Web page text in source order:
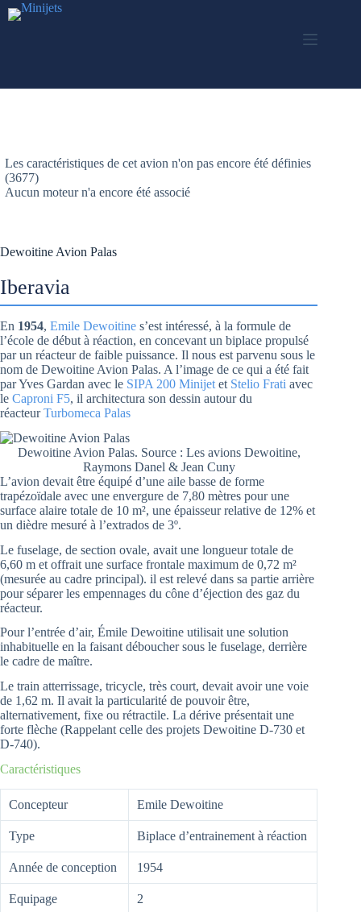
Passer
au
Dewoitine Avion Palas
Iberavia
En 1954, Emile Dewoitine s’est intéressé, à la formule de
l’école de début à réaction, en concevant un biplace propulsé
par un réacteur de faible puissance. Il nous est parvenu sous le
nom de Dewoitine Avion Palas. A l’image de ce qui a été fait
par Yves Gardan avec le SIPA 200 Minijet et Stelio Frati avec
le Caproni F5, il architectura son dessin autour du
réacteurTurbomeca Palas
Dewoitine Avion Palas. Source : Les avions Dewoitine,
Raymons Danel & Jean Cuny
L’avion devait être équipé d’une aile basse de forme
trapézoïdale avec une envergure de 7,80 mètres pour une
surface alaire totale de 10 m², une épaisseur relative de 12% et
un dièdre mesuré à l’extrados de 3º.
Le fuselage, de section ovale, avait une longueur totale de
6,60 m et offrait une surface frontale maximum de 0,72 m²
(mesurée au cadre principal). il est relevé dans sa partie arrière
pour séparer les empennages du cône d’éjection des gaz du
réacteur.
Pour l’entrée d’air, Émile Dewoitine utilisait une solution
inhabituelle en la faisant déboucher sous le fuselage, derrière
le cadre de maître.
Le train atterrissage, tricycle, très court, devait avoir une voie
de 1,62 m. Il avait la particularité de pouvoir être,
alternativement, fixe ou rétractile. La dérive présentait une
forte flèche (Rappelant celle des projets Dewoitine D-730 et
D-740).
Caractéristiques
Concepteur Emile Dewoitine
Type Biplace d’entrainement à réaction
Année de conception 1954
Equipage
2
Les caractéristiques de cet avion n'on pas encore été définies
(3677)
Aucun moteur n'a encore été associé